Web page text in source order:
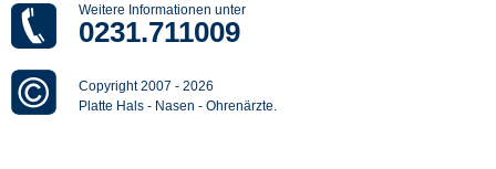
Weitere Informationen unter
0231.711009
Copyright 2007 - 2026
Platte Hals - Nasen - Ohrenärzte.